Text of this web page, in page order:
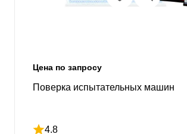
Цена по запросу
Поверка испытательных машин
4.8